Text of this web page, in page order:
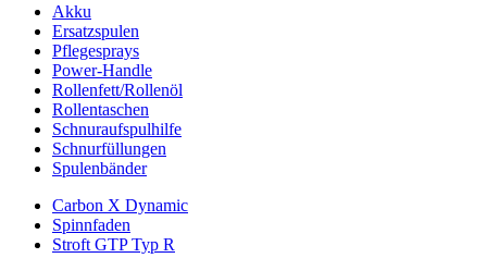
Akku
Ersatzspulen
Pflegesprays
Power-Handle
Rollenfett/Rollenöl
Rollentaschen
Schnuraufspulhilfe
Schnurfüllungen
Spulenbänder
Carbon X Dynamic
Spinnfaden
Stroft GTP Typ R